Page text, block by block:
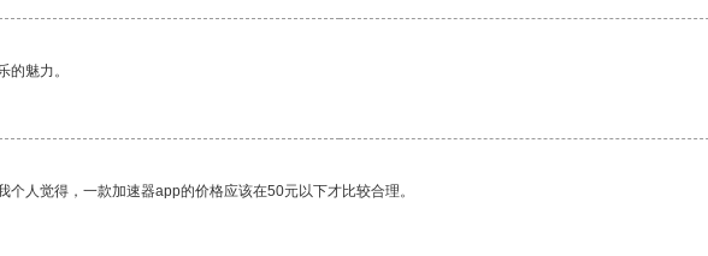
魅力。
人觉得，一款加速器app的价格应该在50元以下才比较合理。